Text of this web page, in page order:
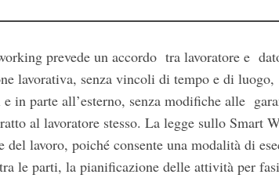
prevede un accordo tra lavoratore e
lavorativa, senza vincoli di tempo e di
in parte all’esterno, senza modifiche alle
al lavoratore stesso. La legge sullo Smart
del lavoro, poiché consente una modalità di
le parti, la pianificazione delle attività per